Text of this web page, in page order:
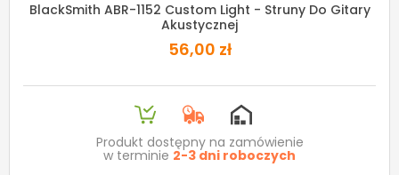
BlackSmith ABR-1152 Custom Light - Struny Do Gitary
Akustycznej
56,00 zł
Produkt dostępny na zamówienie
w terminie 2-3 dni roboczych